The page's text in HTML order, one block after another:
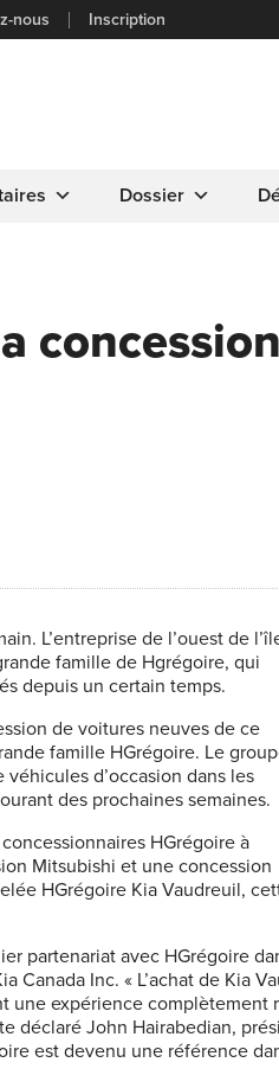
nous Inscription
Dossier
L’entreprise de l’ouest de
famille de Hgrégoire, qui
depuis un certain temps.
de voitures neuves de ce
famille HGrégoire. Le
d’occasion dans les
des prochaines semaines.
HGrégoire à
Mitsubishi et une concession
HGrégoire Kia Vaudreuil,
partenariat avec HGrégoire
Canada Inc. « L’achat de Kia
une expérience complètement
déclaré John Hairabedian,
est devenu une référence